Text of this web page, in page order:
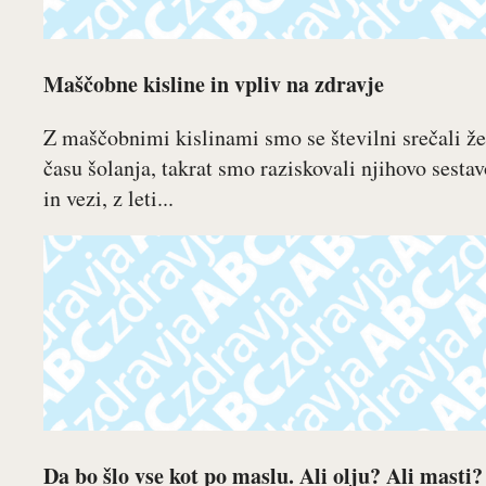
Maščobne kisline in vpliv na zdravje
Z maščobnimi kislinami smo se številni srečali
času šolanja, takrat smo raziskovali njihovo
in vezi, z leti...
Da bo šlo vse kot po maslu. Ali olju? Ali masti?